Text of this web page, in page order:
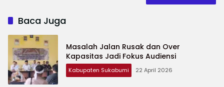
Baca Juga
Masalah Jalan Rusak dan Over
Kapasitas Jadi Fokus Audiensi
Kabupaten Sukabumi 22 April 2026